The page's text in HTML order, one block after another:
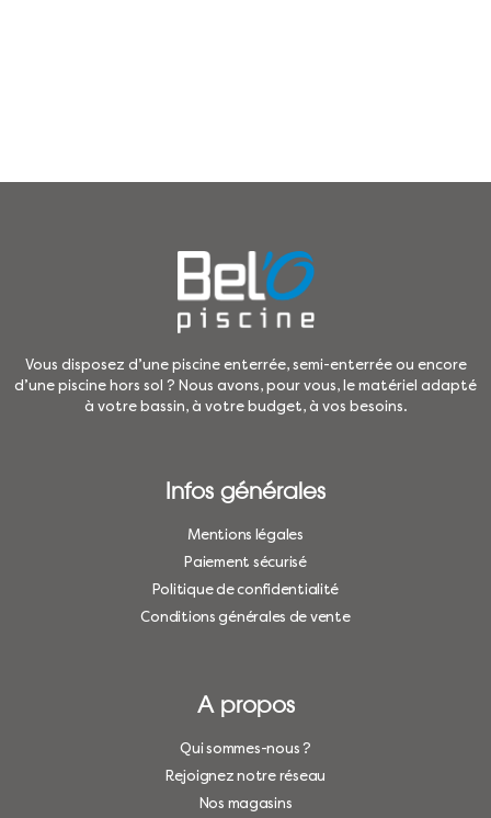
Vous disposez d’une piscine enterrée, semi-enterrée ou encore
d’une piscine hors sol ? Nous avons, pour vous, le matériel adapté
à votre bassin, à votre budget, à vos besoins.
Infos générales
Mentions légales
Paiement sécurisé
Politique de confidentialité
Conditions générales de vente
A propos
Qui sommes-nous ?
Rejoignez notre réseau
Nos magasins